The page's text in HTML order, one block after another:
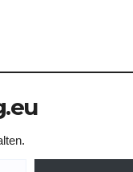
impfen lassen. Der